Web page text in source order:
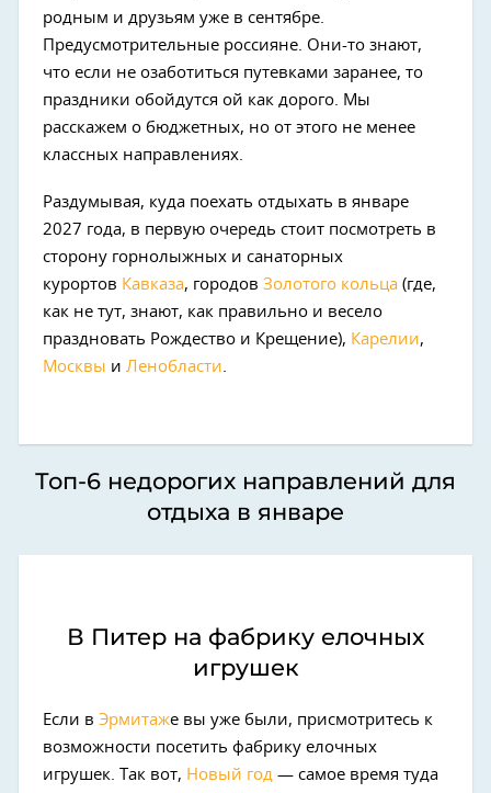
родным и друзьям уже в сентябре.
Предусмотрительные россияне. Они-то знают,
что если не озаботиться путевками заранее, то
праздники обойдутся ой как дорого. Мы
расскажем о бюджетных, но от этого не менее
классных направлениях.
Раздумывая, куда поехать отдыхать в январе
2027 года, в первую очередь стоит посмотреть в
сторону горнолыжных и санаторных
курортов Кавказа, городов Золотого кольца (где,
как не тут, знают, как правильно и весело
праздновать Рождество и Крещение), Карелии,
Москвы и Ленобласти.
Топ-6 недорогих направлений для
отдыха в январе
В Питер на фабрику елочных
игрушек
Если в Эрмитаже вы уже были, присмотритесь к
возможности посетить фабрику елочных
игрушек. Так вот, Новый год — самое время туда